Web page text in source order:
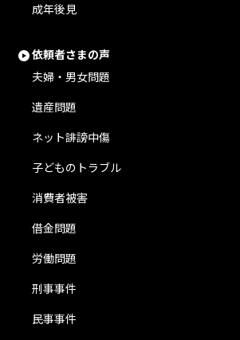
成年後見
依頼者さまの声
夫婦・男女問題
遺産問題
ネット誹謗中傷
子どものトラブル
消費者被害
借金問題
労働問題
刑事事件
民事事件